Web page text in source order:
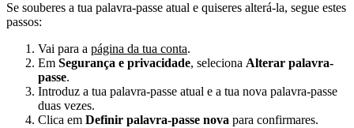
Se souberes a tua palavra-passe atual e quiseres alterá-la, segue estes
passos:
Vai para a página da tua conta.
Em Segurança e privacidade, seleciona Alterar palavra-
passe.
Introduz a tua palavra-passe atual e a tua nova palavra-passe
duas vezes.
Clica em Definir palavra-passe nova para confirmares.